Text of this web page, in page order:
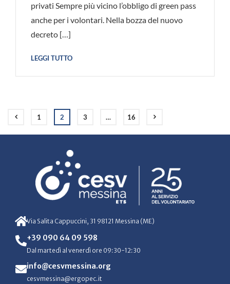
privati Sempre più vicino l’obbligo di green pass
anche per i volontari. Nella bozza del nuovo
decreto […]
LEGGI TUTTO
1 2 3 … 16
Via Salita Cappuccini, 31 98121 Messina (ME)
+39 090 64 09 598
Dal martedì al venerdì ore 09:30-12:30
info@cesvmessina.org
cesvmessina@ergopec.it